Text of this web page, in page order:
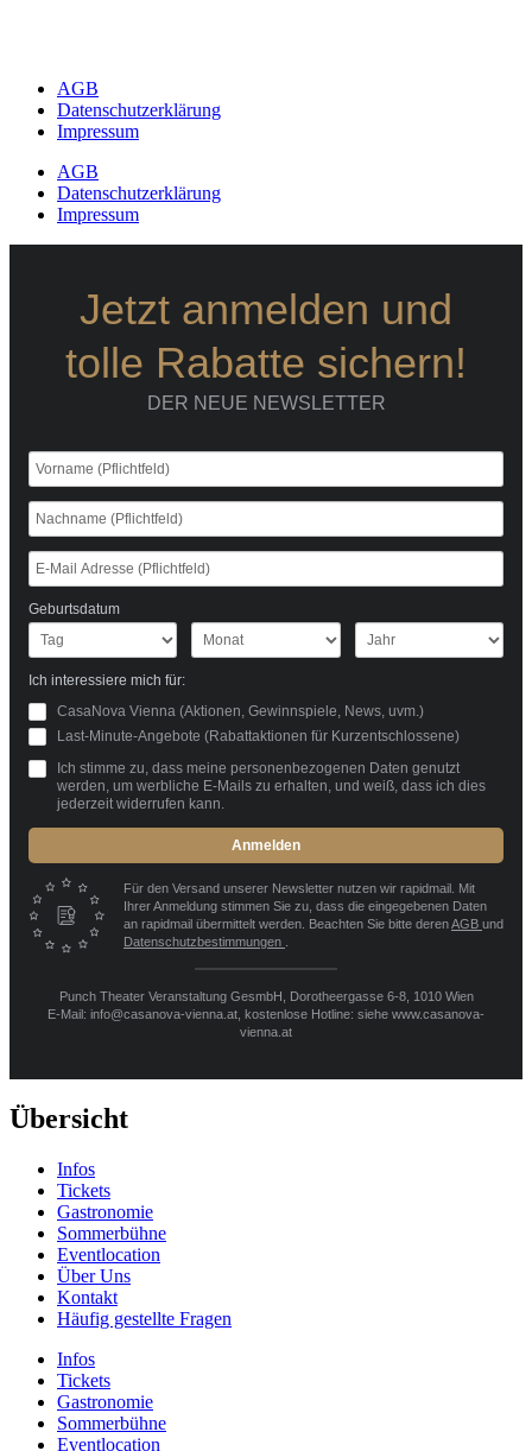
AGB
Datenschutzerklärung
Impressum
AGB
Datenschutzerklärung
Impressum
Jetzt anmelden und
tolle Rabatte sichern!
DER NEUE NEWSLETTER
Geburtsdatum
Ich interessiere mich für:
CasaNova Vienna (Aktionen, Gewinnspiele, News, uvm.)
Last-Minute-Angebote (Rabattaktionen für Kurzentschlossene)
Ich stimme zu, dass meine personenbezogenen Daten genutzt
werden, um werbliche E-Mails zu erhalten, und weiß, dass ich dies
jederzeit widerrufen kann.
Anmelden
Für den Versand unserer Newsletter nutzen wir rapidmail. Mit
Ihrer Anmeldung stimmen Sie zu, dass die eingegebenen Daten
an rapidmail übermittelt werden. Beachten Sie bitte derenAGB und
Datenschutzbestimmungen
Punch Theater Veranstaltung GesmbH, Dorotheergasse 6-8, 1010 Wien
E-Mail: info@casanova-vienna.at, kostenlose Hotline: siehe www.casanova-
vienna.at
Übersicht
Infos
Tickets
Gastronomie
Sommerbühne
Eventlocation
Über Uns
Kontakt
Häufig gestellte Fragen
Infos
Tickets
Gastronomie
Sommerbühne
Eventlocation